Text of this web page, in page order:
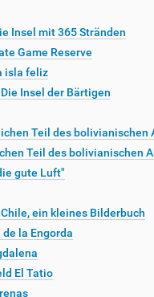
Insel mit 365 Stränden
Game Reserve
isla feliz
Insel der Bärtigen
Teil des bolivianischen
Teil des bolivianischen
gute Luft"
ein kleines Bilderbuch
de la Engorda
El Tatio